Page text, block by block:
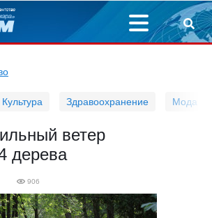
Культура Здравоохранение Мода
ветер
дерева
906